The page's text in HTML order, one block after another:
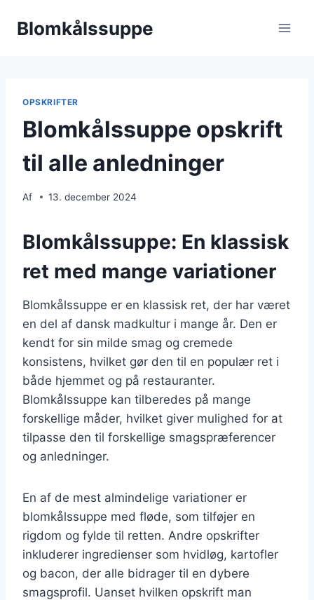
Blomkålssuppe
OPSKRIFTER
Blomkålssuppe opskrift
til alle anledninger
Af 13. december 2024
Blomkålssuppe: En klassisk
ret med mange variationer
Blomkålssuppe er en klassisk ret, der har været
en del af dansk madkultur i mange år. Den er
kendt for sin milde smag og cremede
konsistens, hvilket gør den til en populær ret i
både hjemmet og på restauranter.
Blomkålssuppe kan tilberedes på mange
forskellige måder, hvilket giver mulighed for at
tilpasse den til forskellige smagspræferencer
og anledninger.
En af de mest almindelige variationer er
blomkålssuppe med fløde, som tilføjer en
rigdom og fylde til retten. Andre opskrifter
inkluderer ingredienser som hvidløg, kartofler
og bacon, der alle bidrager til en dybere
smagsprofil. Uanset hvilken opskrift man